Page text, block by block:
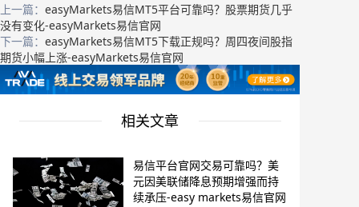
上一篇： easyMarkets易信MT5平台可靠吗？股票期货几乎
没有变化-easyMarkets易信官网
下一篇： easyMarkets易信MT5下载正规吗？周四夜间股指
期货小幅上涨-easyMarkets易信官网
相关文章
易信平台官网交易可靠吗？美
元因美联储降息预期增强而持
续承压-easy markets易信官网